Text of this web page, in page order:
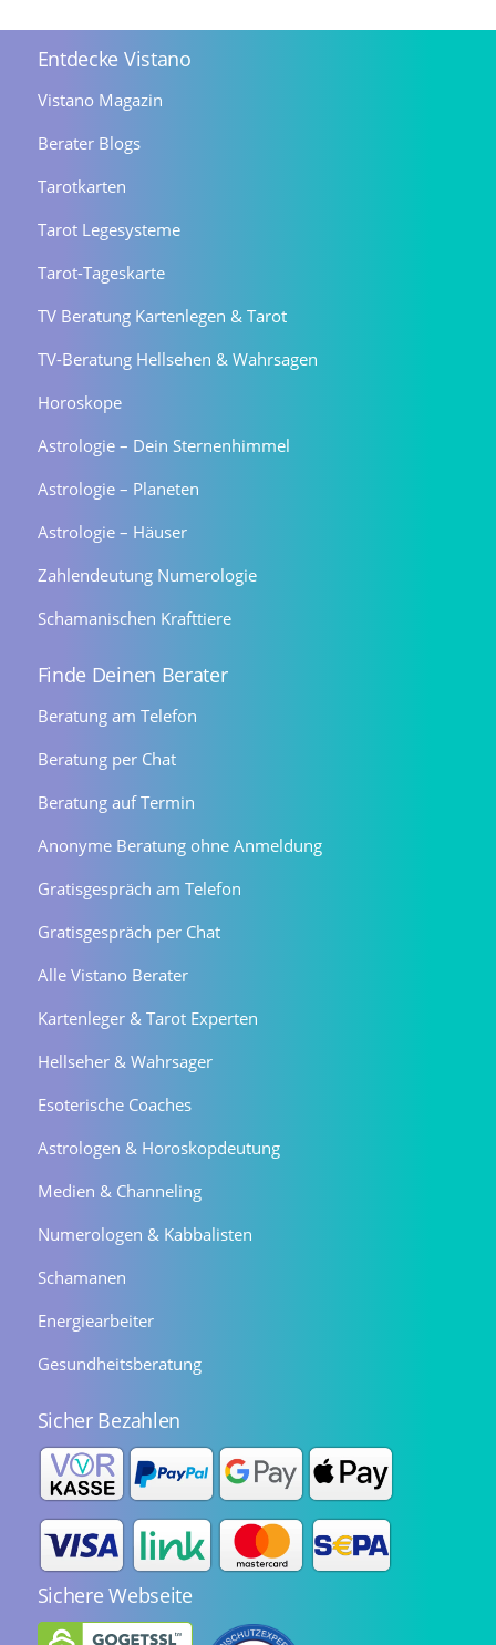
Entdecke Vistano
Vistano Magazin
Berater Blogs
Tarotkarten
Tarot Legesysteme
Tarot-Tageskarte
TV Beratung Kartenlegen & Tarot
TV-Beratung Hellsehen & Wahrsagen
Horoskope
Astrologie – Dein Sternenhimmel
Astrologie – Planeten
Astrologie – Häuser
Zahlendeutung Numerologie
Schamanischen Krafttiere
Finde Deinen Berater
Beratung am Telefon
Beratung per Chat
Beratung auf Termin
Anonyme Beratung ohne Anmeldung
Gratisgespräch am Telefon
Gratisgespräch per Chat
Alle Vistano Berater
Kartenleger & Tarot Experten
Hellseher & Wahrsager
Esoterische Coaches
Astrologen & Horoskopdeutung
Medien & Channeling
Numerologen & Kabbalisten
Schamanen
Energiearbeiter
Gesundheitsberatung
Sicher Bezahlen
Sichere Webseite